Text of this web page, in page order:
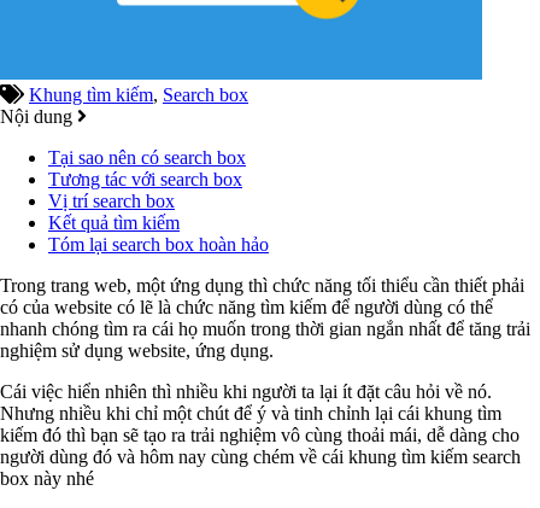
Khung tìm kiếm, Search box
Nội dung
Tại sao nên có search box
Tương tác với search box
Vị trí search box
Kết quả tìm kiếm
Tóm lại search box hoàn hảo
Trong trang web, một ứng dụng thì chức năng tối thiểu cần thiết phải
có của website có lẽ là chức năng tìm kiếm để người dùng có thể
nhanh chóng tìm ra cái họ muốn trong thời gian ngắn nhất để tăng trải
nghiệm sử dụng website, ứng dụng.
Cái việc hiển nhiên thì nhiều khi người ta lại ít đặt câu hỏi về nó.
Nhưng nhiều khi chỉ một chút để ý và tinh chỉnh lại cái khung tìm
kiếm đó thì bạn sẽ tạo ra trải nghiệm vô cùng thoải mái, dễ dàng cho
người dùng đó và hôm nay cùng chém về cái khung tìm kiếm search
box này nhé